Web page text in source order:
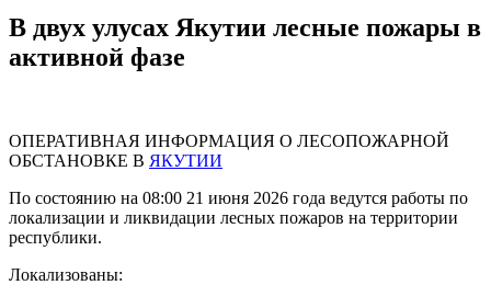
В двух улусах Якутии лесные пожары в
активной фазе
ОПЕРАТИВНАЯ ИНФОРМАЦИЯ О ЛЕСОПОЖАРНОЙ
ОБСТАНОВКЕ В ЯКУТИИ
По состоянию на 08:00 21 июня 2026 года ведутся работы по
локализации и ликвидации лесных пожаров на территории
республики.
Локализованы: